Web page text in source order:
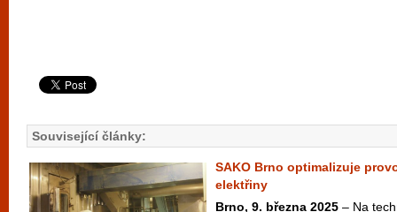
Související články:
SAKO Brno optimalizuje
elektřiny
Brno, 9. března 2025 – Na